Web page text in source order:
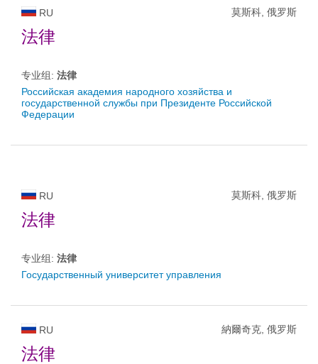
RU 莫斯科, 俄罗斯
法律
专业组: 法律
Российская академия народного хозяйства и
государственной службы при Президенте Российской
Федерации
RU 莫斯科, 俄罗斯
法律
专业组: 法律
Государственный университет управления
RU 納爾奇克, 俄罗斯
法律